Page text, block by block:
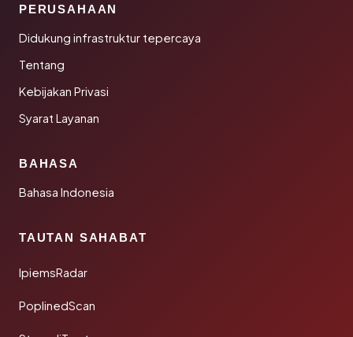
PERUSAHAAN
Didukung infrastruktur tepercaya
Tentang
Kebijakan Privasi
Syarat Layanan
BAHASA
Bahasa Indonesia
TAUTAN SAHABAT
IpiemsRadar
PoplinedScan